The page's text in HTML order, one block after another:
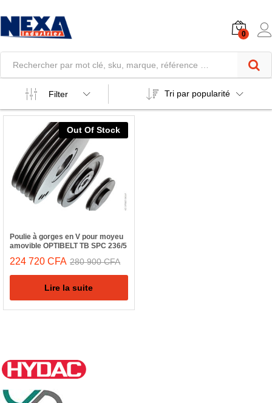
0
Filter Tri par popularité
Out Of Stock
Poulie à gorges en V pour moyeu
amovible OPTIBELT TB SPC 236/5
224 720 CFA 280 900CFA
Lire la suite